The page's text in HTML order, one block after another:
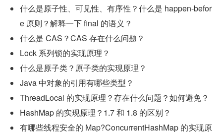
什么是原子性、可见性、有序性？什么是 happen-befor
e 原则？解释一下 final 的语义？
什么是 CAS？CAS 存在什么问题？
Lock 系列锁的实现原理？
什么是原子类？原子类的实现原理？
Java 中对象的引用有哪些类型？
ThreadLocal 的实现原理？存在什么问题？如何避免？
HashMap 的实现原理？1.7 和 1.8 的区别？
有哪些线程安全的 Map?ConcurrentHashMap 的实现原